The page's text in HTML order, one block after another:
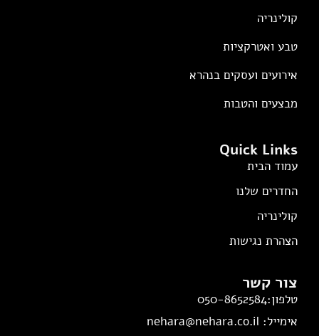
קולינריה
טבע ואטרקציות
אירועים ועסקים בנהרא
מבצעים והטבות
Quick Links
עמוד הבית
החדרים שלנו
קולינריה
הצהרת נגישות
צור קשר
טלפון:050-8652584
אימייל: nehara@nehara.co.il